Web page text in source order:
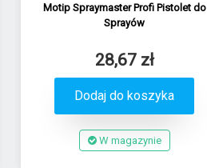
Motip Spraymaster Profi Pistolet do
Sprayów
28,67 zł
Dodaj do koszyka
W magazynie